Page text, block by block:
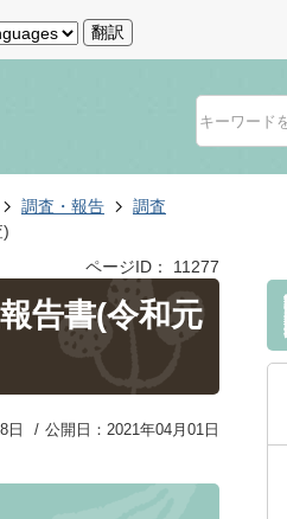
翻訳
調査・報告
調査
)
ページID：
11277
告書(令和元
日 公開日：2021年04月01日